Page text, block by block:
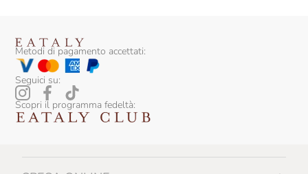
Épiù
Metodi di pagamento accettati:
Seguici su:
Scopri il programma fedeltà: